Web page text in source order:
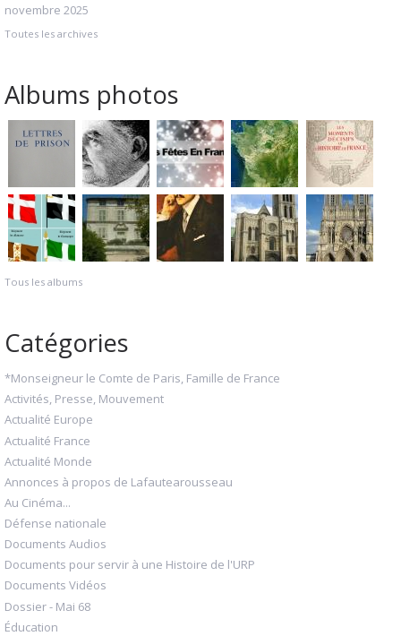
novembre 2025
Toutes les archives
Albums photos
Tous les albums
Catégories
*Monseigneur le Comte de Paris, Famille de France
Activités, Presse, Mouvement
Actualité Europe
Actualité France
Actualité Monde
Annonces à propos de Lafautearousseau
Au Cinéma...
Défense nationale
Documents Audios
Documents pour servir à une Histoire de l'URP
Documents Vidéos
Dossier - Mai 68
Éducation